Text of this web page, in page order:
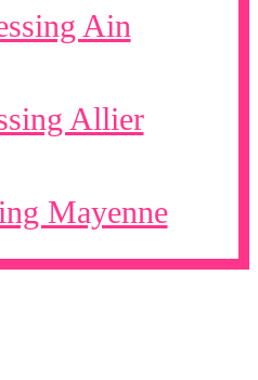
Ain
Allier
Mayenne